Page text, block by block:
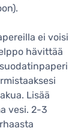
ei voisi
hävittää
Lisää
vesi. 2-3